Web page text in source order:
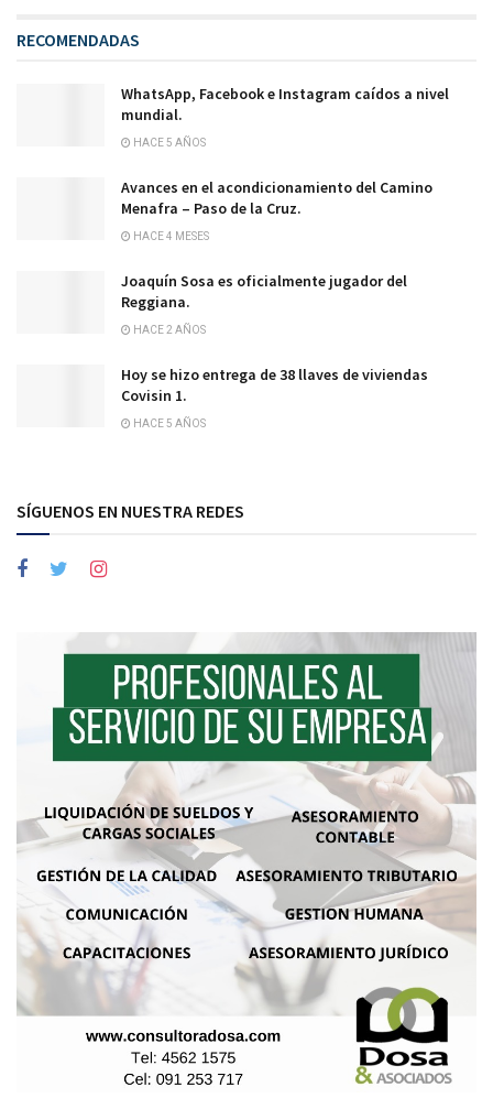
RECOMENDADAS
WhatsApp, Facebook e Instagram caídos a nivel
mundial.
HACE 5 AÑOS
Avances en el acondicionamiento del Camino
Menafra – Paso de la Cruz.
HACE 4 MESES
Joaquín Sosa es oficialmente jugador del
Reggiana.
HACE 2 AÑOS
Hoy se hizo entrega de 38 llaves de viviendas
Covisin 1.
HACE 5 AÑOS
SÍGUENOS EN NUESTRA REDES